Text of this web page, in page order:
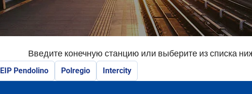
Введите конечную станцию или выберите из списка
EIP Pendolino Polregio Intercity